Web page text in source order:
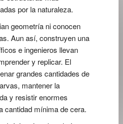
por la naturaleza.
geometría ni conocen
Aun así, construyen una
e ingenieros llevan
y replicar. El
grandes cantidades de
mantener la
y resistir enormes
cantidad mínima de cera.